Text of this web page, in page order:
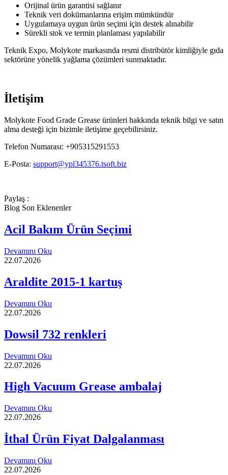
Orijinal ürün garantisi sağlanır
Teknik veri dokümanlarına erişim mümkündür
Uygulamaya uygun ürün seçimi için destek alınabilir
Sürekli stok ve termin planlaması yapılabilir
Teknik Expo, Molykote markasında resmi distribütör kimliğiyle gıda
sektörüne yönelik yağlama çözümleri sunmaktadır.
İletişim
Molykote Food Grade Grease ürünleri hakkında teknik bilgi ve satın
alma desteği için bizimle iletişime geçebilirsiniz.
Telefon Numarası: +905315291553
E-Posta: support@ypl345376.tsoft.biz
Paylaş :
Blog Son Eklenenler
Acil Bakım Ürün Seçimi
Devamını Oku
22.07.2026
Araldite 2015-1 kartuş
Devamını Oku
22.07.2026
Dowsil 732 renkleri
Devamını Oku
22.07.2026
High Vacuum Grease ambalaj
Devamını Oku
22.07.2026
İthal Ürün Fiyat Dalgalanması
Devamını Oku
22.07.2026